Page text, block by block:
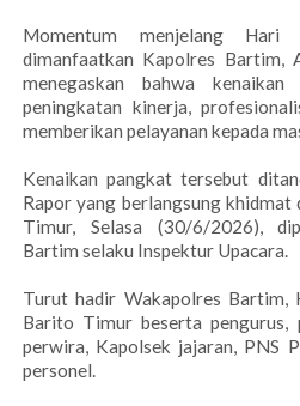
Momentum menjelang
dimanfaatkan Kapolres Bartim,
menegaskan bahwa
peningkatan kinerja,
memberikan pelayanan kepada
Kenaikan pangkat tersebut
Rapor yang berlangsung
Timur, Selasa (30/6/2026),
Bartim selaku Inspektur Upacara.
Turut hadir Wakapolres Bartim,
Barito Timur beserta pengurus,
perwira, Kapolsek jajaran, PNS
personel.